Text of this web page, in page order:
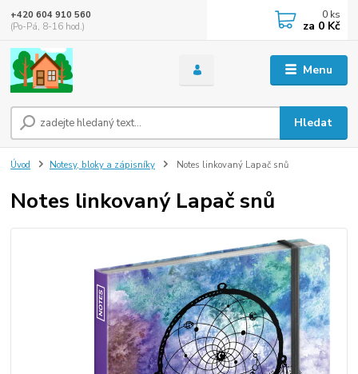
Menu
Hledat
+420 604 910 560
(Po-Pá, 8-16 hod.)
0 ks
za 0 Kč
Úvod Notesy, bloky a zápisníky Notes linkovaný Lapač snů
Notes linkovaný Lapač snů